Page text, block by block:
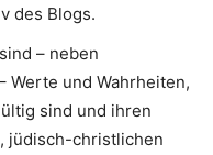
des Blogs.
– neben
Werte und Wahrheiten,
sind und ihren
jüdisch-christlichen